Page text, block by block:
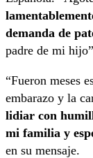
demanda de
padre de mi
“Fueron meses
embarazo y la
lidiar con
mi familia y
en su mensaje.